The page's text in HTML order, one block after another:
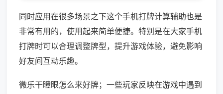
同时应用在很多场景之下这个手机打牌计算辅助也是
非常有用的，使用起来简单便捷。特别是在大家手机
打牌时可以合理调整牌型，提升游戏体验，避免影响
好友间互动乐趣。
微乐干瞪眼怎么来好牌；一些玩家反映在游戏中遇到